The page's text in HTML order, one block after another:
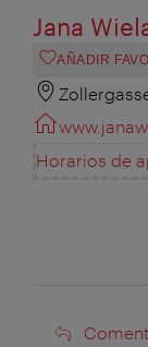
Jana
AÑADIR
Horarios de